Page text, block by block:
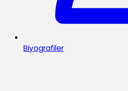
Biyografiler